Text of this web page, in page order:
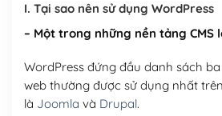
Hosting 8GB SSD (1 năm)
I. Tại sao nên sử dụng WordPress
– Một trong những nền tảng CMS
WordPress đứng đầu danh sách
web thường được sử dụng nhất
là Joomla và Drupal.